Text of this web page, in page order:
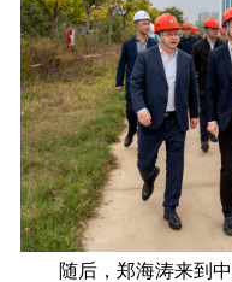
随后，郑海涛来到中